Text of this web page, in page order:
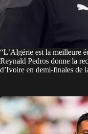
“L’Algérie est la meilleure
Reynald Pedros donne la
d’Ivoire en demi-finales de